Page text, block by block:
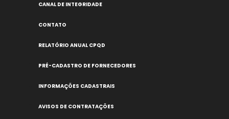
CANAL DE INTEGRIDADE
CONTATO
RELATÓRIO ANUAL CPQD
PRÉ-CADASTRO DE FORNECEDORES
INFORMAÇÕES CADASTRAIS
AVISOS DE CONTRATAÇÕES